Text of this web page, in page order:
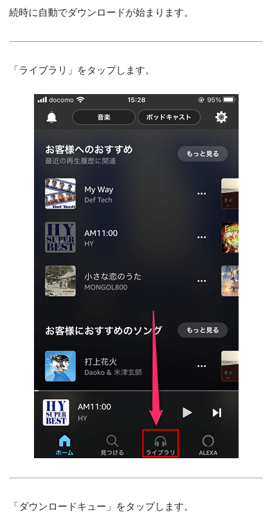
続時に自動でダウンロードが始まります。
「ライブラリ」をタップします。
「ダウンロードキュー」をタップします。